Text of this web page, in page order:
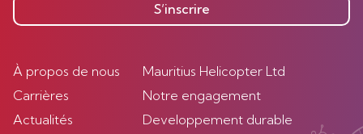
S’inscrire
À propos de nous
Carrières
Actualités
Mauritius Helicopter Ltd
Notre engagement
Developpement durable